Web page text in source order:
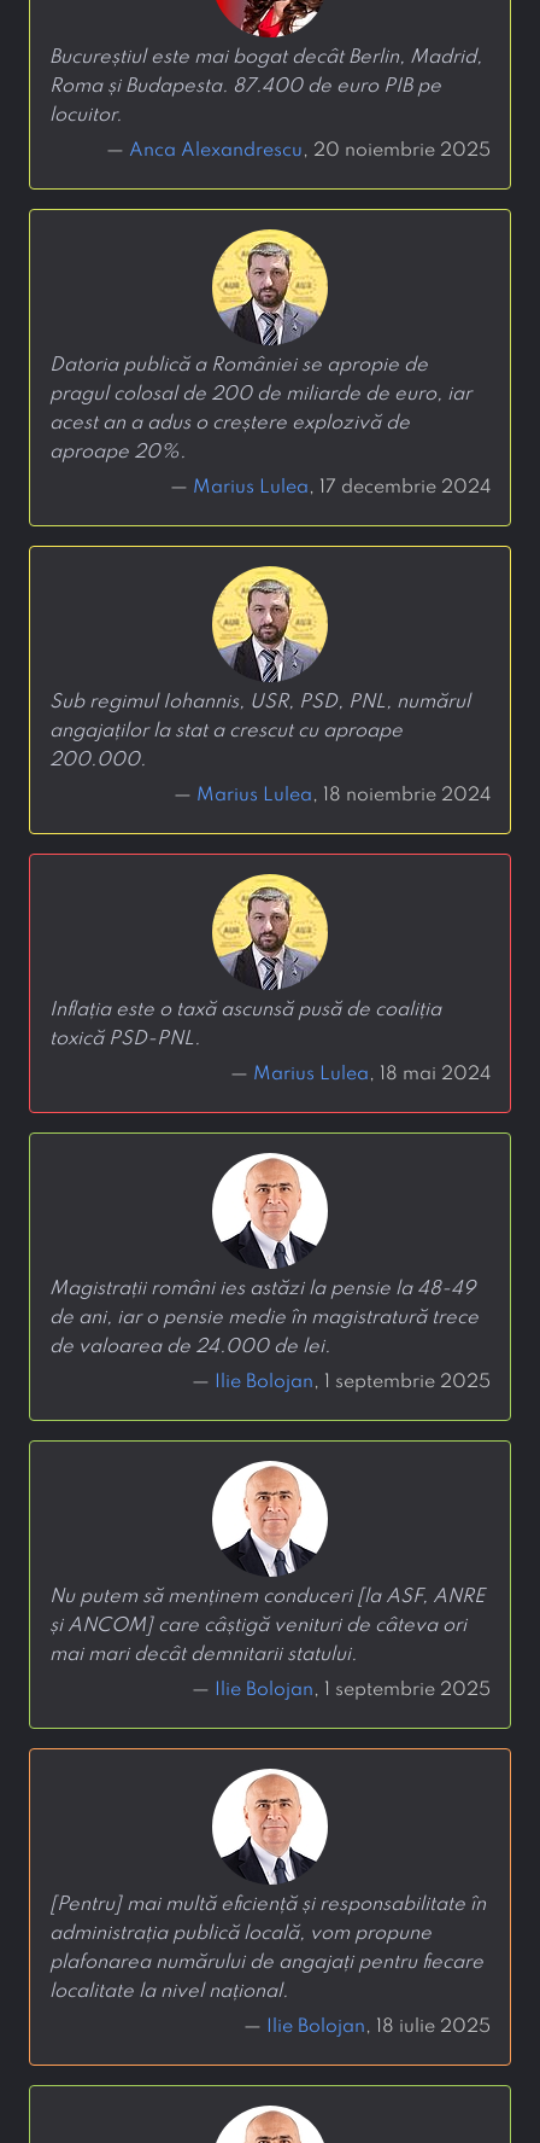
Bucureștiul este mai bogat decât Berlin, Madrid,
Roma și Budapesta. 87.400 de euro PIB pe
locuitor.
— Anca Alexandrescu, 20 noiembrie 2025
Datoria publică a României se apropie de
pragul colosal de 200 de miliarde de euro, iar
acest an a adus o creștere explozivă de
aproape 20%.
— Marius Lulea, 17 decembrie 2024
Sub regimul Iohannis, USR, PSD, PNL, numărul
angajaților la stat a crescut cu aproape
200.000.
— Marius Lulea, 18 noiembrie 2024
Inflația este o taxă ascunsă pusă de coaliția
toxică PSD-PNL.
— Marius Lulea, 18 mai 2024
Magistrații români ies astăzi la pensie la 48-49
de ani, iar o pensie medie în magistratură trece
de valoarea de 24.000 de lei.
—
Ilie Bolojan, 1 septembrie 2025
Nu putem să menținem conduceri [la ASF, ANRE
și ANCOM] care câștigă venituri de câteva ori
mai mari decât demnitarii statului.
—
Ilie Bolojan, 1 septembrie 2025
[Pentru] mai multă eficiență și responsabilitate în
administrația publică locală, vom propune
plafonarea numărului de angajați pentru fiecare
localitate la nivel național.
—
Ilie Bolojan, 18 iulie 2025